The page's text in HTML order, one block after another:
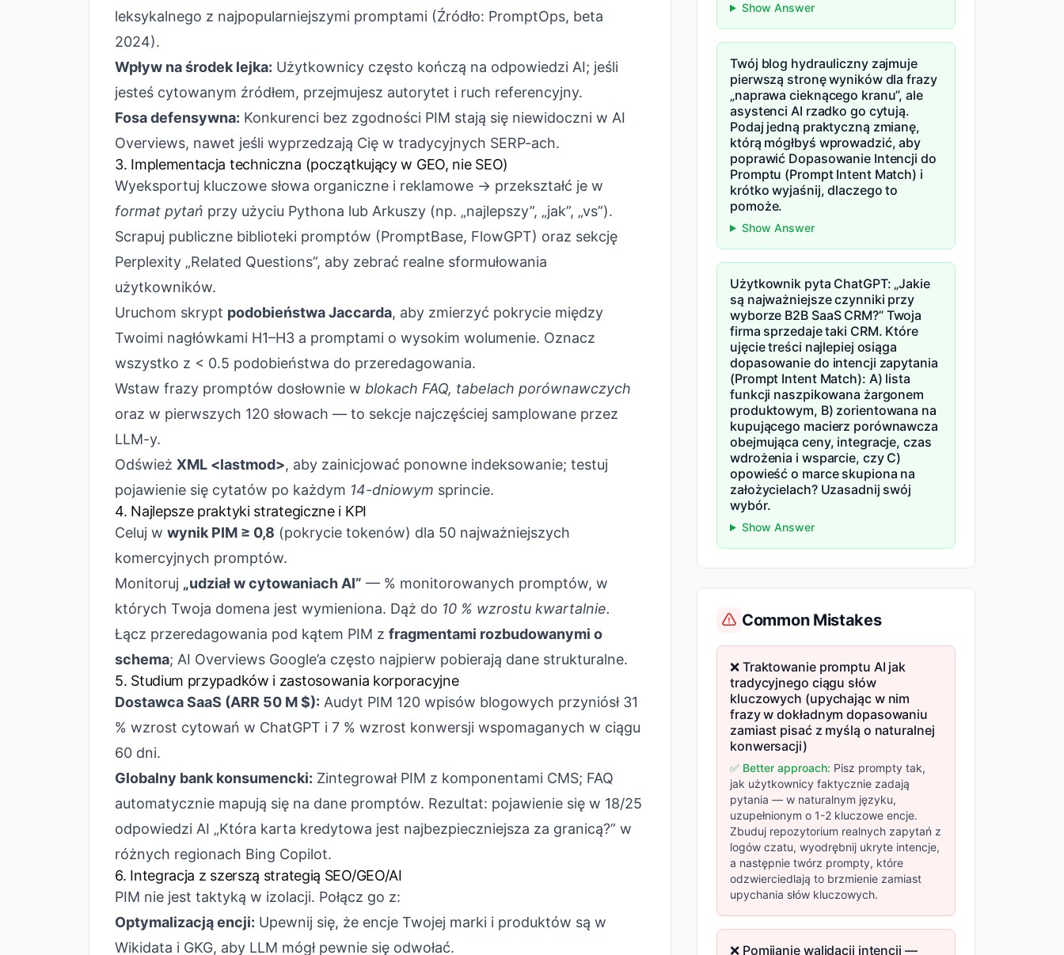
leksykalnego z najpopularniejszymi promptami (Źródło: PromptOps, beta
2024).
Wpływ na środek lejka: Użytkownicy często kończą na odpowiedzi AI; jeśli
jesteś cytowanym źródłem, przejmujesz autorytet i ruch referencyjny.
Fosa defensywna: Konkurenci bez zgodności PIM stają się niewidoczni w AI
Overviews, nawet jeśli wyprzedzają Cię w tradycyjnych SERP-ach.
3. Implementacja techniczna (początkujący w GEO, nie SEO)
Wyeksportuj kluczowe słowa organiczne i reklamowe → przekształć je w
format pytań przy użyciu Pythona lub Arkuszy (np. „najlepszy”, „jak”, „vs”).
Scrapuj publiczne biblioteki promptów (PromptBase, FlowGPT) oraz sekcję
Perplexity „Related Questions”, aby zebrać realne sformułowania
użytkowników.
Uruchom skrypt podobieństwa Jaccarda, aby zmierzyć pokrycie między
Twoimi nagłówkami H1–H3 a promptami o wysokim wolumenie. Oznacz
wszystko z < 0.5 podobieństwa do przeredagowania.
Wstaw frazy promptów dosłownie w blokach FAQ, tabelach porównawczych
oraz w pierwszych 120 słowach — to sekcje najczęściej samplowane przez
LLM-y.
Odśwież XML <lastmod>, aby zainicjować ponowne indeksowanie; testuj
pojawienie się cytatów po każdym 14-dniowym sprincie.
4. Najlepsze praktyki strategiczne i KPI
Celuj w wynik PIM ≥ 0,8 (pokrycie tokenów) dla 50 najważniejszych
komercyjnych promptów.
Monitoruj „udział w cytowaniach AI” — % monitorowanych promptów, w
których Twoja domena jest wymieniona. Dąż do 10 % wzrostu kwartalnie.
Łącz przeredagowania pod kątem PIM z fragmentami rozbudowanymi o
schema; AI Overviews Google’a często najpierw pobierają dane strukturalne.
5. Studium przypadków i zastosowania korporacyjne
Dostawca SaaS (ARR 50 M $): Audyt PIM 120 wpisów blogowych przyniósł 31
% wzrost cytowań w ChatGPT i 7 % wzrost konwersji wspomaganych w ciągu
60 dni.
Globalny bank konsumencki: Zintegrował PIM z komponentami CMS; FAQ
automatycznie mapują się na dane promptów. Rezultat: pojawienie się w 18/25
odpowiedzi AI „Która karta kredytowa jest najbezpieczniejsza za granicą?” w
różnych regionach Bing Copilot.
6. Integracja z szerszą strategią SEO/GEO/AI
PIM nie jest taktyką w izolacji. Połącz go z:
Optymalizacją encji: Upewnij się, że encje Twojej marki i produktów są w
Wikidata i GKG, aby LLM mógł pewnie się odwołać.
Show Answer
Twój blog hydrauliczny zajmuje
pierwszą stronę wyników dla frazy
„naprawa cieknącego kranu”, ale
asystenci AI rzadko go cytują.
Podaj jedną praktyczną zmianę,
którą mógłbyś wprowadzić, aby
poprawić Dopasowanie Intencji do
Promptu (Prompt Intent Match) i
krótko wyjaśnij, dlaczego to
pomoże.
Show Answer
Użytkownik pyta ChatGPT: „Jakie
są najważniejsze czynniki przy
wyborze B2B SaaS CRM?” Twoja
firma sprzedaje taki CRM. Które
ujęcie treści najlepiej osiąga
dopasowanie do intencji zapytania
(Prompt Intent Match): A) lista
funkcji naszpikowana żargonem
produktowym, B) zorientowana na
kupującego macierz porównawcza
obejmująca ceny, integracje, czas
wdrożenia i wsparcie, czy C)
opowieść o marce skupiona na
założycielach? Uzasadnij swój
wybór.
Show Answer
Common Mistakes
❌ Traktowanie promptu AI jak
tradycyjnego ciągu słów
kluczowych (upychając w nim
frazy w dokładnym dopasowaniu
zamiast pisać z myślą o naturalnej
konwersacji)
✅ Better approach: Pisz prompty tak,
jak użytkownicy faktycznie zadają
pytania — w naturalnym języku,
uzupełnionym o 1-2 kluczowe encje.
Zbuduj repozytorium realnych zapytań z
logów czatu, wyodrębnij ukryte intencje,
a następnie twórz prompty, które
odzwierciedlają to brzmienie zamiast
upychania słów kluczowych.
❌ Pomijanie walidacji intencji —